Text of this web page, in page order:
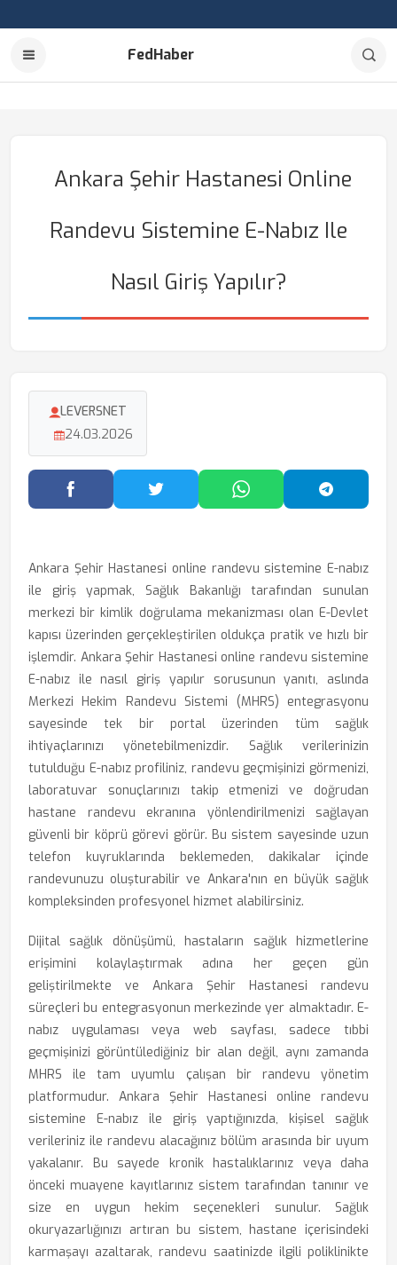
FedHaber
Ankara Şehir Hastanesi Online
Randevu Sistemine E-Nabız Ile
Nasıl Giriş Yapılır?
LEVERSNET
24.03.2026
Facebook'ta PaylaşTwitter'da PaylaşWhatsApp'ta Paylaş
Ankara Şehir Hastanesi online randevu sistemine E-nabız
ile giriş yapmak, Sağlık Bakanlığı tarafından sunulan
merkezi bir kimlik doğrulama mekanizması olan E-Devlet
kapısı üzerinden gerçekleştirilen oldukça pratik ve hızlı bir
işlemdir. Ankara Şehir Hastanesi online randevu sistemine
E-nabız ile nasıl giriş yapılır sorusunun yanıtı, aslında
Merkezi Hekim Randevu Sistemi (MHRS) entegrasyonu
sayesinde tek bir portal üzerinden tüm sağlık
ihtiyaçlarınızı yönetebilmenizdir. Sağlık verilerinizin
tutulduğu E-nabız profiliniz, randevu geçmişinizi görmenizi,
laboratuvar sonuçlarınızı takip etmenizi ve doğrudan
hastane randevu ekranına yönlendirilmenizi sağlayan
güvenli bir köprü görevi görür. Bu sistem sayesinde uzun
telefon kuyruklarında beklemeden, dakikalar içinde
randevunuzu oluşturabilir ve Ankara'nın en büyük sağlık
kompleksinden profesyonel hizmet alabilirsiniz.
Dijital sağlık dönüşümü, hastaların sağlık hizmetlerine
erişimini kolaylaştırmak adına her geçen gün
geliştirilmekte ve Ankara Şehir Hastanesi randevu
süreçleri bu entegrasyonun merkezinde yer almaktadır. E-
nabız uygulaması veya web sayfası, sadece tıbbi
geçmişinizi görüntülediğiniz bir alan değil, aynı zamanda
MHRS ile tam uyumlu çalışan bir randevu yönetim
platformudur. Ankara Şehir Hastanesi online randevu
sistemine E-nabız ile giriş yaptığınızda, kişisel sağlık
verileriniz ile randevu alacağınız bölüm arasında bir uyum
yakalanır. Bu sayede kronik hastalıklarınız veya daha
önceki muayene kayıtlarınız sistem tarafından tanınır ve
size en uygun hekim seçenekleri sunulur. Sağlık
okuryazarlığınızı artıran bu sistem, hastane içerisindeki
karmaşayı azaltarak, randevu saatinizde ilgili poliklinikte